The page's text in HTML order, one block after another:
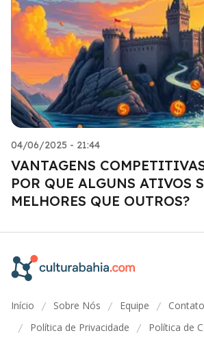
04/06/2025 - 21:44
VANTAGENS
POR QUE ALGUNS ATIVOS
MELHORES QUE OUTROS?
Início / Sobre Nós / Equipe / Contato
/ Política de Privacidade / Política de